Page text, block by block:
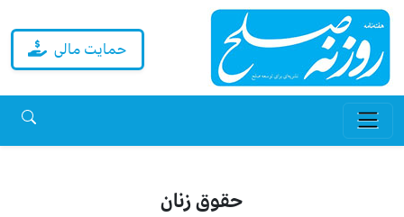
حمایت مالی
حقوق زنان